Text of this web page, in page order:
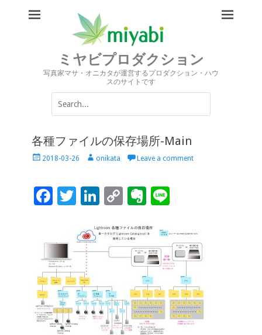
ミヤビプロダクション
写真家マサ・オニカタが運営するプロダクション・ハウ
スのサイトです
Search
for:
各種ファイルの保存場所-Main
Posted2018-03-26 Authoronikata Leave a comment
F
b
o
o
k
T
tt
er
Li
k
e
n
C
p
y
Li
n
k
Ev
n
ot
e
e